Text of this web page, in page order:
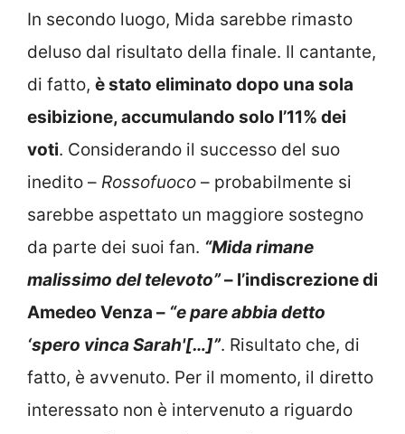
In secondo luogo, Mida sarebbe rimasto
deluso dal risultato della finale. Il cantante,
di fatto, è stato eliminato dopo una sola
esibizione, accumulando solo l’11% dei
voti. Considerando il successo del suo
inedito – Rossofuoco – probabilmente si
sarebbe aspettato un maggiore sostegno
da parte dei suoi fan. “Mida rimane
malissimo del televoto”– l’indiscrezione di
Amedeo Venza – “e pare abbia detto
‘spero vinca Sarah'[…]”. Risultato che, di
fatto, è avvenuto. Per il momento, il diretto
interessato non è intervenuto a riguardo